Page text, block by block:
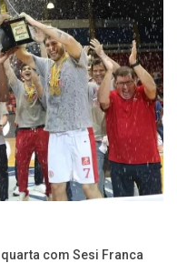
com Sesi Franca